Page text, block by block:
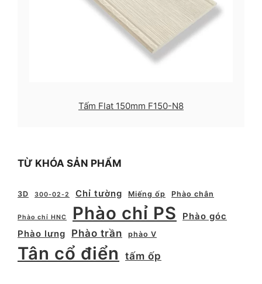
Tấm Flat 150mm F150-N8
TỪ KHÓA SẢN PHẨM
3D 300-02-2 Chỉ tường Miếng ốp Phào chân
Phào chỉ HNC Phào chỉ PS
Phào góc
Phào lưng
Phào trần phào V
Tân cổ điển tấm ốp